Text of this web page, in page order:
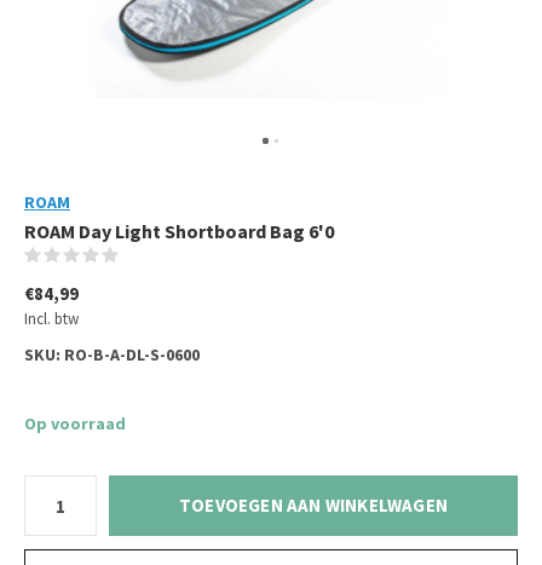
ROAM
ROAM Day Light Shortboard Bag 6'0
€84,99
Incl. btw
SKU: RO-B-A-DL-S-0600
Op voorraad
TOEVOEGEN AAN WINKELWAGEN